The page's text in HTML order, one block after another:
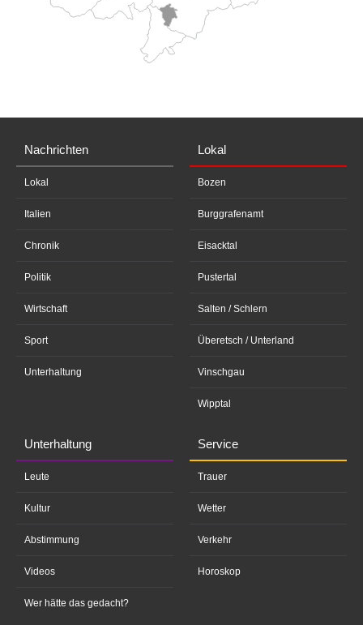
Nachrichten
Lokal
Italien
Chronik
Politik
Wirtschaft
Sport
Unterhaltung
Lokal
Bozen
Burggrafenamt
Eisacktal
Pustertal
Salten / Schlern
Überetsch / Unterland
Vinschgau
Wipptal
Unterhaltung
Leute
Kultur
Abstimmung
Videos
Wer hätte das gedacht?
Service
Trauer
Wetter
Verkehr
Horoskop